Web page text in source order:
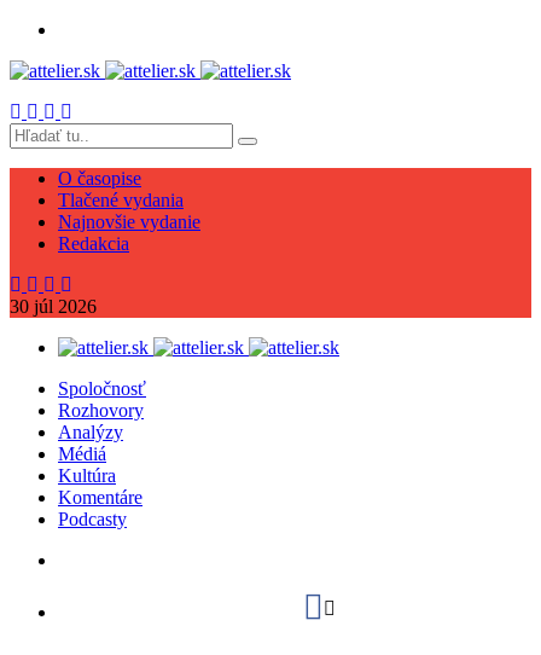
O časopise
Tlačené vydania
Najnovšie vydanie
Redakcia
30 júl 2026
Spoločnosť
Rozhovory
Analýzy
Médiá
Kultúra
Komentáre
Podcasty